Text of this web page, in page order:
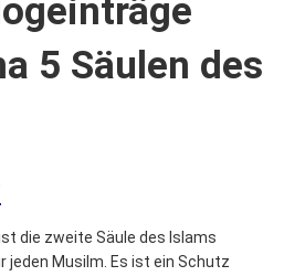
5 Säulen des
die zweite Säule des Islams
jeden Musilm. Es ist ein Schutz